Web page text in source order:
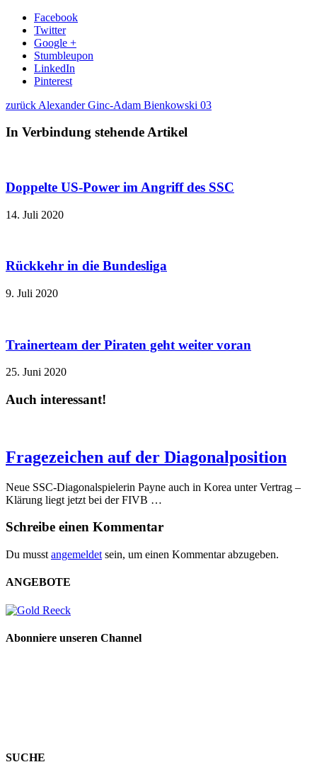
Facebook
Twitter
Google +
Stumbleupon
LinkedIn
Pinterest
zurück Alexander Ginc-Adam Bienkowski 03
In Verbindung stehende Artikel
Doppelte US-Power im Angriff des SSC
14. Juli 2020
Rückkehr in die Bundesliga
9. Juli 2020
Trainerteam der Piraten geht weiter voran
25. Juni 2020
Auch interessant!
Fragezeichen auf der Diagonalposition
Neue SSC-Diagonalspielerin Payne auch in Korea unter Vertrag –
Klärung liegt jetzt bei der FIVB …
Schreibe einen Kommentar
Du musst angemeldet sein, um einen Kommentar abzugeben.
ANGEBOTE
Abonniere unseren Channel
SUCHE